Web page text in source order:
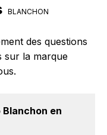
BLANCHON
des questions
sur la marque
en